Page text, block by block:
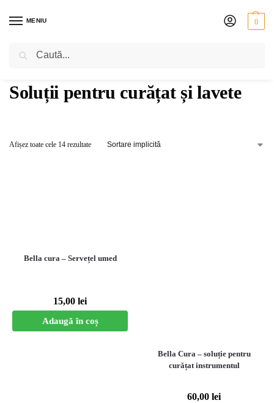
MENIU 0
Soluții pentru curățat și lavete
Afișez toate cele 14 rezultate
Bella cura – Servețel umed
15,00 lei
Adaugă în coș
Bella Cura – soluție pentru
curățat instrumentul
60,00 lei